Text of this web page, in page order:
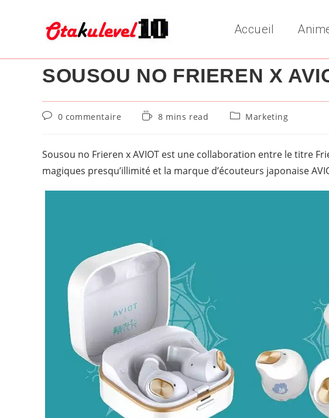
Accueil
SOUSOU NO FRIEREN X
Commentaires
publication :
0 commentaire
Temps8 mins read
PostMarketing
Sousou no Frieren x AVIOT est une collaboration entre le titre
magiques presqu’illimité et la marque d’écouteurs japonaise